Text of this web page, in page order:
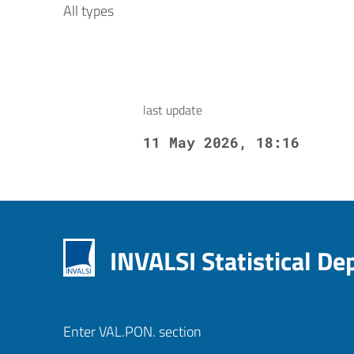
All types
last update
11 May 2026, 18:16
INVALSI Statistical
Enter VAL.PON. section